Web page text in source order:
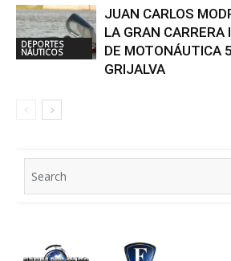
DEPORTES
NÁUTICOS
JUAN CARLOS
LA GRAN
DE MOTONÁUTICA
GRIJALVA
for: